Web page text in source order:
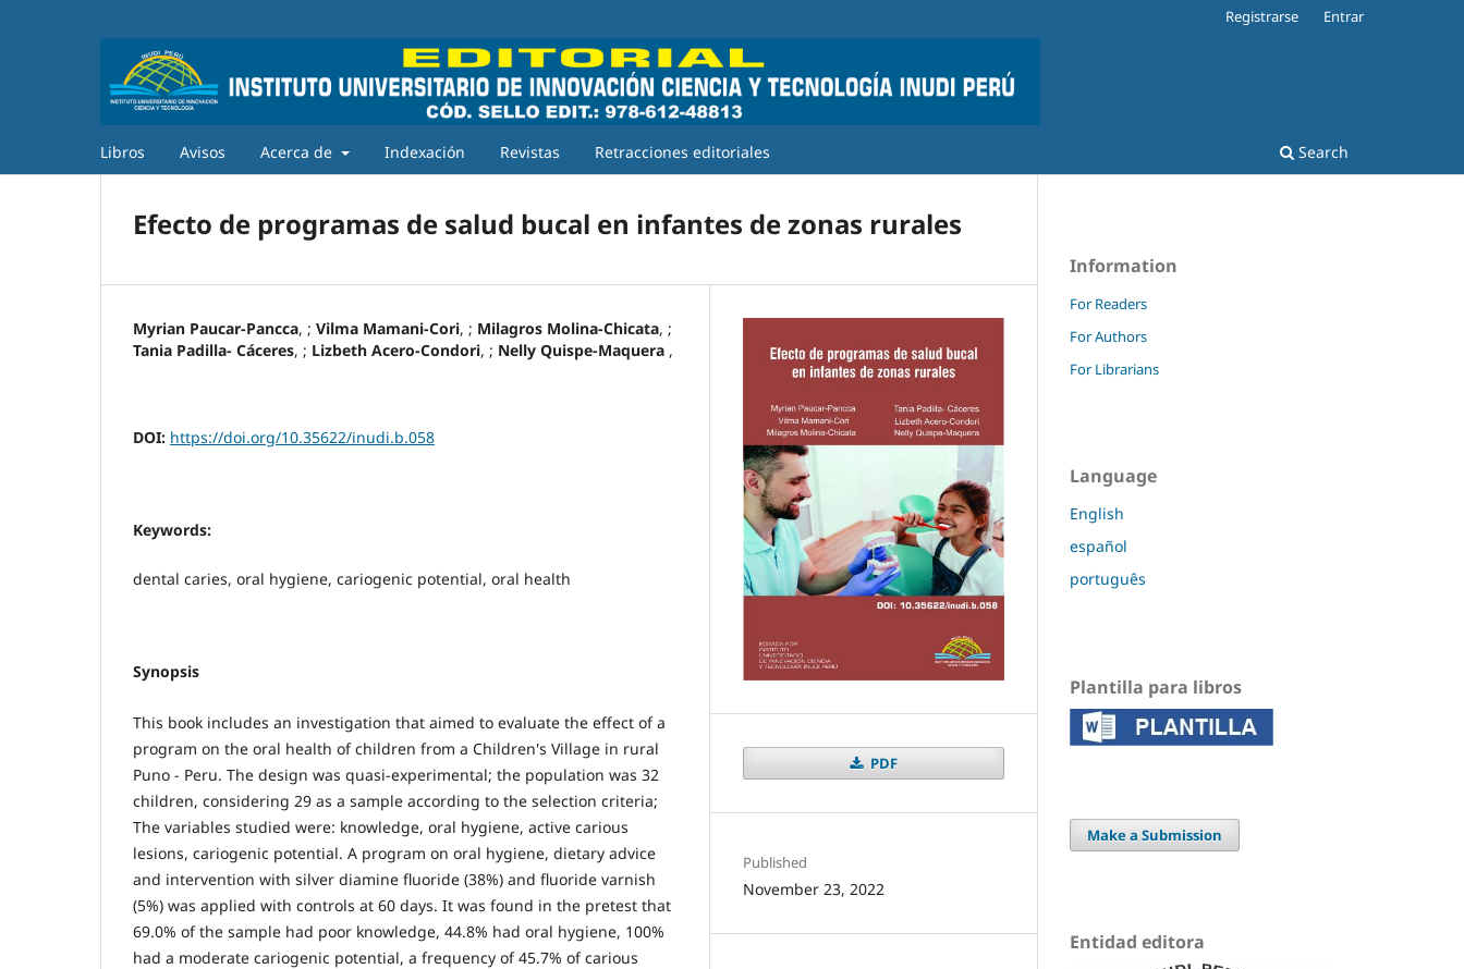
Libros Avisos Acerca de Indexación Revistas Retracciones editoriales Search
Registrarse Entrar
Efecto de programas de salud bucal en infantes de zonas rurales
Myrian Paucar-Pancca, ; Vilma Mamani-Cori, ; Milagros Molina-Chicata, ;
Tania Padilla- Cáceres, ; Lizbeth Acero-Condori, ; Nelly Quispe-Maquera ,
DOI: https://doi.org/10.35622/inudi.b.058
Keywords:
dental caries, oral hygiene, cariogenic potential, oral health
Synopsis
This book includes an investigation that aimed to evaluate the effect of a
program on the oral health of children from a Children's Village in rural
Puno - Peru. The design was quasi-experimental; the population was 32
children, considering 29 as a sample according to the selection criteria;
The variables studied were: knowledge, oral hygiene, active carious
lesions, cariogenic potential. A program on oral hygiene, dietary advice
and intervention with silver diamine fluoride (38%) and fluoride varnish
(5%) was applied with controls at 60 days. It was found in the pretest that
69.0% of the sample had poor knowledge, 44.8% had oral hygiene, 100%
had a moderate cariogenic potential, a frequency of 45.7% of carious
PDF
Published
November 23, 2022
Information
For Readers
For Authors
For Librarians
Language
English
español
português
Plantilla para libros
Make a Submission
Entidad editora